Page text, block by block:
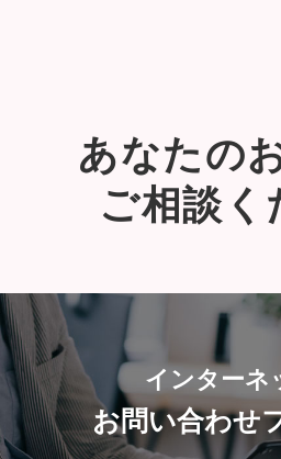
あなたの
ご相談く
インターネ
お問い合わせ